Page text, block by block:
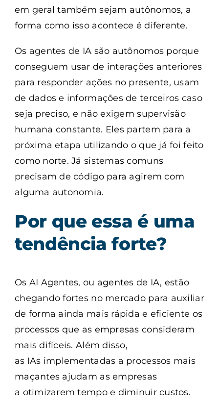
em geral também sejam autônomos, a
forma como isso acontece é diferente.
Os agentes de IA são autônomos porque
conseguem usar de interações anteriores
para responder ações no presente, usam
de dados e informações de terceiros caso
seja preciso, e não exigem supervisão
humana constante. Eles partem para a
próxima etapa utilizando o que já foi feito
como norte. Já sistemas comuns
precisam de código para agirem com
alguma autonomia.
Por que essa é uma
tendência forte?
Os AI Agentes, ou agentes de IA, estão
chegando fortes no mercado para auxiliar
de forma ainda mais rápida e eficiente os
processos que as empresas consideram
mais difíceis. Além disso,
as IAs implementadas a processos mais
maçantes ajudam as empresas
a otimizarem tempo e diminuir custos.